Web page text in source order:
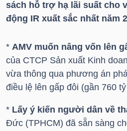
sách hỗ trợ hạ lãi suất cho
động IR xuất sắc nhất năm
* AMVmuốn nâng vốn lên
của CTCP Sản xuất Kinh
vừa thông qua phương án
điều lệ lên gấp đôi (gần 760
* Lấy ý kiến người dân về
Đức (TPHCM) đã sẵn sàng